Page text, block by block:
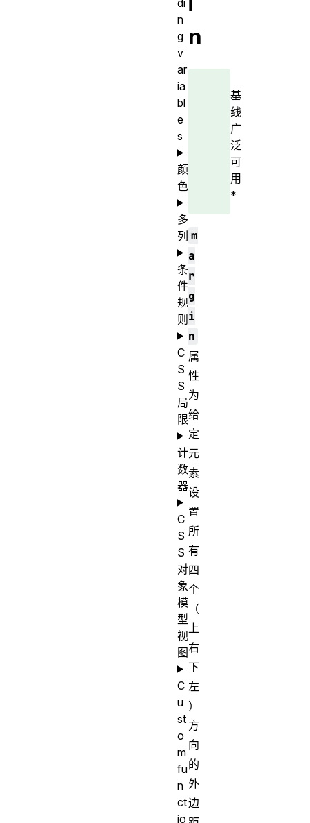
n
基
线
广
泛
可
用
*
m
a
r
g
i
n
属
性
为
给
定
元
素
设
置
所
有
四
个
（
上
右
下
左
）
方
向
的
外
边
n
g
v
ar
ia
bl
e
s
颜
色
多
列
条
件
规
则
C
S
S
局
限
计
数
器
C
S
S
对
象
模
型
视
图
C
u
st
o
m
fu
n
ct
io